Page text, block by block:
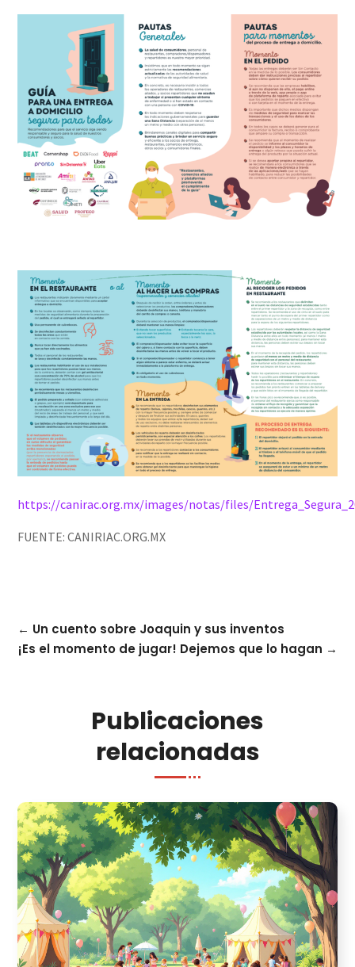
https://canirac.org.mx/images/notas/files/
FUENTE: CANIRIAC.ORG.MX
← Un cuento sobre Joaquin y sus inventos
¡Es el momento de jugar! Dejemos que lo hagan →
Publicaciones
relacionadas